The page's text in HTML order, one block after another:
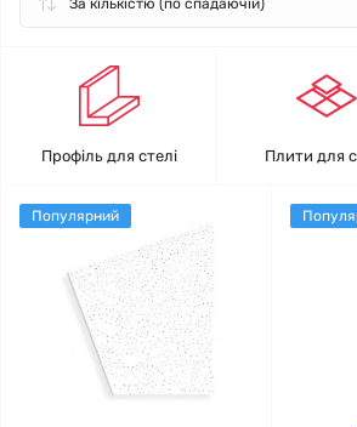
Профіль для стелі Плити для
Популярний